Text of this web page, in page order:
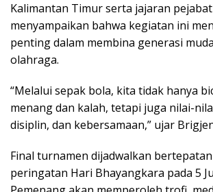
Kalimantan Timur serta jajaran
menyampaikan bahwa kegiatan ini
penting dalam membina generasi
olahraga.
“Melalui sepak bola, kita tidak hanya
menang dan kalah, tetapi juga nilai-
disiplin, dan kebersamaan,” ujar
Final turnamen dijadwalkan
peringatan Hari Bhayangkara pada 5